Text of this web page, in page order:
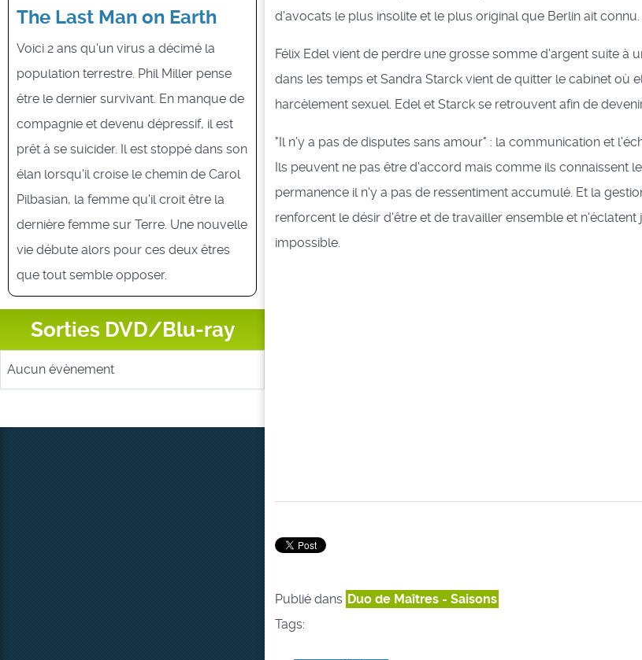
The Last Man on Earth
Voici 2 ans qu'un virus a décimé la
population terrestre. Phil Miller pense
être le dernier survivant. En manque de
compagnie et devenu dépressif, il est
prêt à se suicider. Il est stoppé dans son
élan lorsqu'il croise le chemin de Carol
Pilbasian, la femme qu'il croit être la
dernière femme sur Terre. Une nouvelle
vie débute alors pour ces deux êtres
que tout semble opposer.
Sorties DVD/Blu-ray
Aucun évènement
d'avocats le plus insolite et le plus original que Berlin ait connu.
Félix Edel vient de perdre une grosse somme d'argent suite à
dans les temps et Sandra Starck vient de quitter le cabinet où
harcèlement sexuel. Edel et Starck se retrouvent afin de
"Il n’y a pas de disputes sans amour" : la communication et
Ils peuvent ne pas être d'accord mais comme ils connaissent
permanence il n'y a pas de ressentiment accumulé. Et la
renforcent le désir d'être et de travailler ensemble et n'éclatent
impossible.
Publié dans Duo de Maîtres - Saisons
Tags: